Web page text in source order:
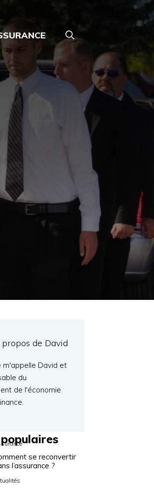
propos de David
m'appelle David et
du
de l'économie
se reconvertir
l’assurance ?